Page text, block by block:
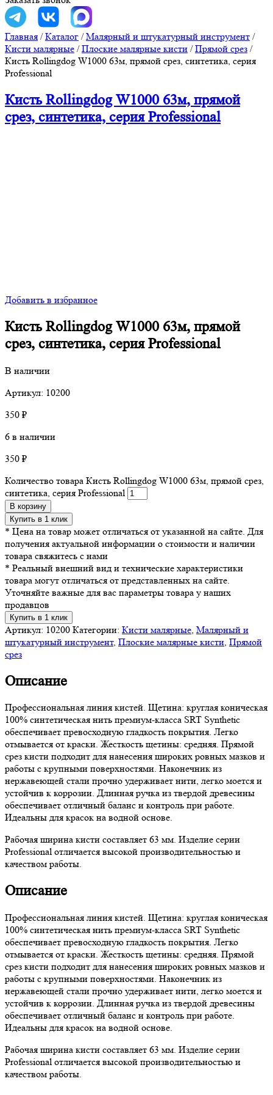
Главная /Каталог /Малярный и штукатурный инструмент /
Кисти малярные /Плоские малярные кисти /Прямой срез /
Кисть Rollingdog W1000 63м, прямой срез, синтетика, серия
Professional
Кисть Rollingdog W1000 63м, прямой
срез, синтетика, серия Professional
Добавить в избранное
Кисть Rollingdog W1000 63м, прямой
срез, синтетика, серия Professional
В наличии
Артикул: 10200
350 ₽
6 в наличии
350 ₽
Количество товара Кисть Rollingdog W1000 63м, прямой срез,
синтетика, серия Professional
В корзину
Купить в 1 клик
* Цена на товар может отличаться от указанной на сайте. Для
получения актуальной информации о стоимости и наличии
товара свяжитесь с нами
* Реальный внешний вид и технические характеристики
товара могут отличаться от представленных на сайте.
Уточняйте важные для вас параметры товара у наших
продавцов
Купить в 1 клик
Артикул: 10200 Категории: Кисти малярные Малярный и
штукатурный инструмент, Плоские малярные кисти Прямой
срез
Описание
Профессиональная линия кистей. Щетина: круглая коническая
100% синтетическая нить премиум-класса SRT Synthetic
обеспечивает превосходную гладкость покрытия. Легко
отмывается от краски. Жесткость щетины: средняя. Прямой
срез кисти подходит для нанесения широких ровных мазков и
работы с крупными поверхностями. Наконечник из
нержавеющей стали прочно удерживает нити, легко моется и
устойчив к коррозии. Длинная ручка из твердой древесины
обеспечивает отличный баланс и контроль при работе.
Идеальны для красок на водной основе.
Рабочая ширина кисти составляет 63 мм. Изделие серии
Professional отличается высокой производительностью и
качеством работы.
Описание
Профессиональная линия кистей. Щетина: круглая коническая
100% синтетическая нить премиум-класса SRT Synthetic
обеспечивает превосходную гладкость покрытия. Легко
отмывается от краски. Жесткость щетины: средняя. Прямой
срез кисти подходит для нанесения широких ровных мазков и
работы с крупными поверхностями. Наконечник из
нержавеющей стали прочно удерживает нити, легко моется и
устойчив к коррозии. Длинная ручка из твердой древесины
обеспечивает отличный баланс и контроль при работе.
Идеальны для красок на водной основе.
Рабочая ширина кисти составляет 63 мм. Изделие серии
Professional отличается высокой производительностью и
качеством работы.